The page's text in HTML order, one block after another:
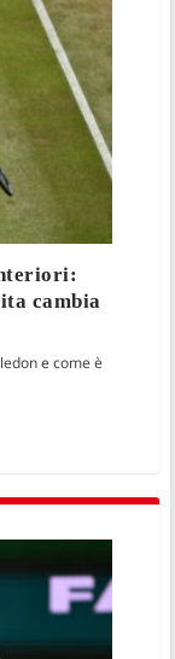
cambia
e come è